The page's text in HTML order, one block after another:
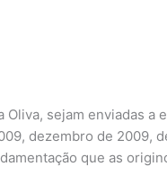
sejam enviadas a
dezembro de 2009,
que as